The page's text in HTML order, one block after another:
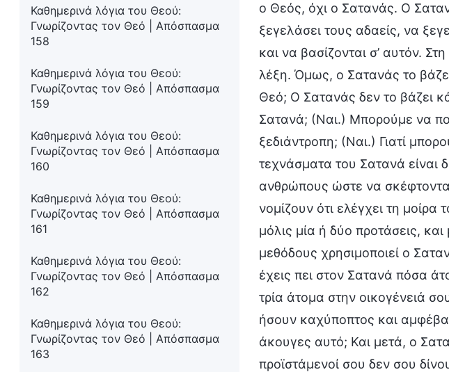
Καθημερινά λόγια του Θεού:
Γνωρίζοντας τον Θεό | Απόσπασμα
158
Καθημερινά λόγια του Θεού:
Γνωρίζοντας τον Θεό | Απόσπασμα
159
Καθημερινά λόγια του Θεού:
Γνωρίζοντας τον Θεό | Απόσπασμα
160
Καθημερινά λόγια του Θεού:
Γνωρίζοντας τον Θεό | Απόσπασμα
161
Καθημερινά λόγια του Θεού:
Γνωρίζοντας τον Θεό | Απόσπασμα
162
Καθημερινά λόγια του Θεού:
Γνωρίζοντας τον Θεό | Απόσπασμα
163
ο Θεός, όχι ο Σατανάς. Ο
ξεγελάσει τους αδαείς, να
και να βασίζονται σ’ αυτόν.
λέξη. Όμως, ο Σατανάς το
Θεό; Ο Σατανάς δεν το βάζει
Σατανά; (Ναι.) Μπορούμε να
ξεδιάντροπη; (Ναι.) Γιατί
τεχνάσματα του Σατανά είναι
ανθρώπους ώστε να
νομίζουν ότι ελέγχει τη
μόλις μία ή δύο προτάσεις,
μεθόδους χρησιμοποιεί ο
έχεις πει στον Σατανά πόσα
τρία άτομα στην οικογένειά
ήσουν καχύποπτος και
άκουγες αυτό; Και μετά, ο
προϊστάμενοί σου δεν σου